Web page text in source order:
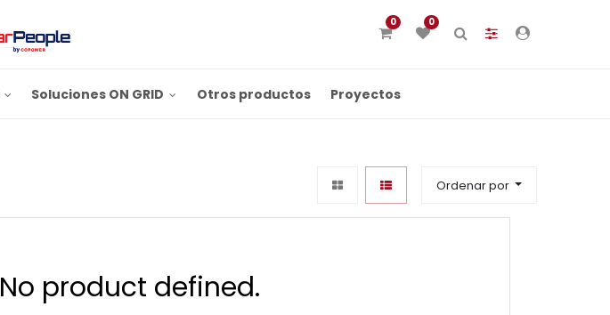
0 0
Soluciones ON GRID Otros productos Proyectos
Ordenar por
No product defined.